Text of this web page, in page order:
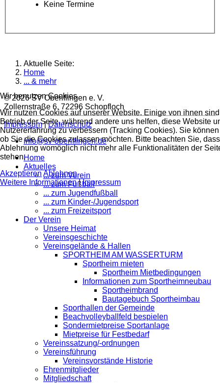
Keine Termine
Aktuelle Seite:
Home
... & mehr
© 2026 SV Oberiflingen e. V.
Zollernstraße 6, 72296 Schopfloch
Impressum|Datenschutz
info@sv-oberiflingen.de
Home
Aktuelles
... zum Verein
... zum Fußball
... zum Jugendfußball
... zum Kinder-/Jugendsport
... zum Freizeitsport
Der Verein
Unsere Heimat
Vereinsgeschichte
Vereinsgelände & Hallen
SPORTHEIM AM WASSERTURM
Sportheim mieten
Sportheim Mietbedingungen
Informationen zum Sportheimneubau
Sportheimbrand
Bautagebuch Sportheimbau
Sporthallen der Gemeinde
Beachvolleyballfeld bespielen
Sondermietpreise Sportanlage
Mietpreise für Festbedarf
Vereinssatzung/-ordnungen
Vereinsführung
Vereinsvorstände Historie
Ehrenmitglieder
Mitgliedschaft
Wir benutzen Cookies
Wir nutzen Cookies auf unserer Website. Einige von ihnen
Betrieb der Seite, während andere uns helfen, diese Website
Nutzererfahrung zu verbessern (Tracking Cookies). Sie
ob Sie die Cookies zulassen möchten. Bitte beachten Sie,
Ablehnung womöglich nicht mehr alle Funktionalitäten der
stehen.
Akzeptieren Ablehnen
Weitere Informationen|Impressum